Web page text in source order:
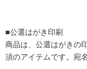
■公選はがき印刷
商品は、公選はがきの
須のアイテムです。宛